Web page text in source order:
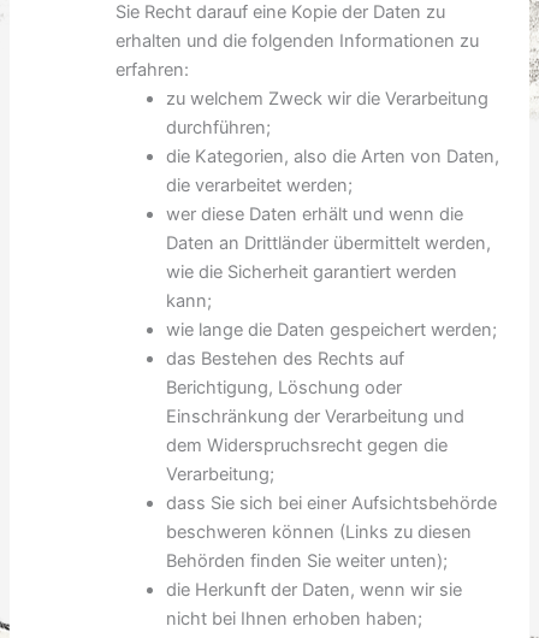
Sie Recht darauf eine Kopie der Daten zu
erhalten und die folgenden Informationen zu
erfahren:
zu welchem Zweck wir die Verarbeitung
durchführen;
die Kategorien, also die Arten von Daten,
die verarbeitet werden;
wer diese Daten erhält und wenn die
Daten an Drittländer übermittelt werden,
wie die Sicherheit garantiert werden
kann;
wie lange die Daten gespeichert werden;
das Bestehen des Rechts auf
Berichtigung, Löschung oder
Einschränkung der Verarbeitung und
dem Widerspruchsrecht gegen die
Verarbeitung;
dass Sie sich bei einer Aufsichtsbehörde
beschweren können (Links zu diesen
Behörden finden Sie weiter unten);
die Herkunft der Daten, wenn wir sie
nicht bei Ihnen erhoben haben;